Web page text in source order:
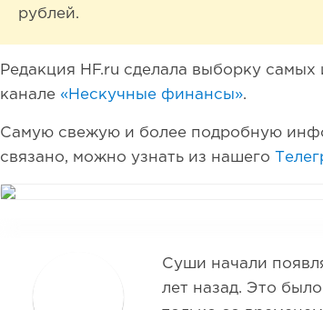
рублей.
Редакция HF.ru сделала выборку
канале «Нескучные финансы».
Самую свежую и более подробную
связано, можно узнать из нашего
Суши начали
лет назад. Это